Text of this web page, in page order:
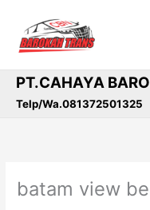
konten
PT.CAHAYA
Telp/Wa.081372501325
batam view